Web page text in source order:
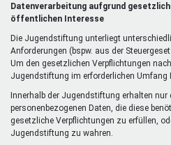
Datenverarbeitung aufgrund
öffentlichen Interesse
Die Jugendstiftung unterliegt
Anforderungen (bspw. aus der
Um den gesetzlichen Verpflichtungen
Jugendstiftung im erforderlichen Umfang
Innerhalb der Jugendstiftung erhalten nur
personenbezogenen Daten, die diese
gesetzliche Verpflichtungen zu erfüllen,
Jugendstiftung zu wahren.